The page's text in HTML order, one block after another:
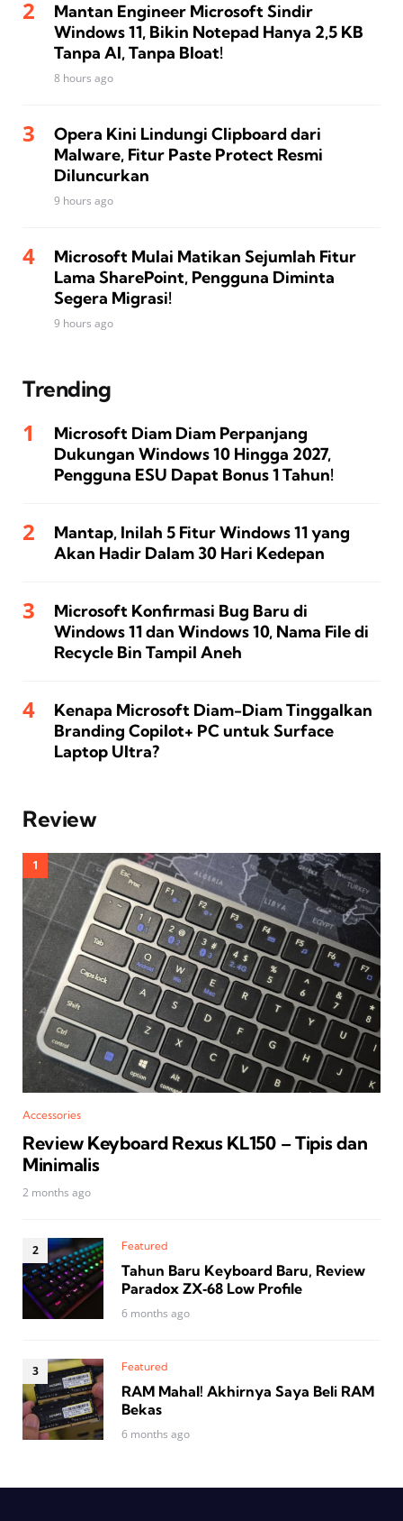
Mantan Engineer Microsoft Sindir
Windows 11, Bikin Notepad Hanya 2,5 KB
Tanpa AI, Tanpa Bloat!
8 hours ago
Opera Kini Lindungi Clipboard dari
Malware, Fitur Paste Protect Resmi
Diluncurkan
9 hours ago
Microsoft Mulai Matikan Sejumlah Fitur
Lama SharePoint, Pengguna Diminta
Segera Migrasi!
9 hours ago
Trending
Microsoft Diam Diam Perpanjang
Dukungan Windows 10 Hingga 2027,
Pengguna ESU Dapat Bonus 1 Tahun!
Mantap, Inilah 5 Fitur Windows 11 yang
Akan Hadir Dalam 30 Hari Kedepan
Microsoft Konfirmasi Bug Baru di
Windows 11 dan Windows 10, Nama File di
Recycle Bin Tampil Aneh
Kenapa Microsoft Diam-Diam Tinggalkan
Branding Copilot+ PC untuk Surface
Laptop Ultra?
Review
Accessories
Review Keyboard Rexus KL150 – Tipis dan
Minimalis
2 months ago
Featured
Tahun Baru Keyboard Baru, Review
Paradox ZX‑68 Low Profile
6 months ago
Featured
RAM Mahal! Akhirnya Saya Beli RAM
Bekas
6 months ago